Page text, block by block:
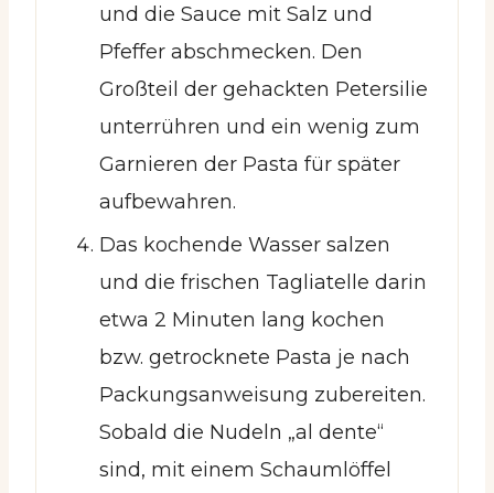
und die Sauce mit Salz und
Pfeffer abschmecken. Den
Großteil der gehackten Petersilie
unterrühren und ein wenig zum
Garnieren der Pasta für später
aufbewahren.
Das kochende Wasser salzen
und die frischen Tagliatelle darin
etwa 2 Minuten lang kochen
bzw. getrocknete Pasta je nach
Packungsanweisung zubereiten.
Sobald die Nudeln „al dente“
sind, mit einem Schaumlöffel